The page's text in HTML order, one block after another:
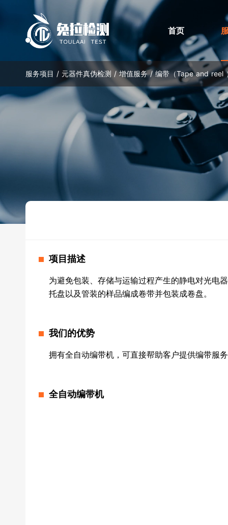
首页
元器件真伪检测
破坏性检测
刮擦测试
HCT测试（Heated Chemical Test）
:
标签检测
外观检测
功能检测
CT检测（3D x-ray）
外观
开盖
超声
功能
ROHS检测 无铅检测
质量认证
兔拉检测通过了检验检测机构资质认定
（CMA）、ISO 9001质量管理体系、ISO
14001环境管理体系及ISO 45001职业健康
安全管理体系等认证，并拥有多项专利。
深圳市兔拉检测科
独立第三方元器件
计量认证)以及
服务项目 / 元器件真伪检测 /增值服务/编带（Tape and reel
项目描述
为避免包装、存储与运输过程产生的静电对光电
托盘以及管装的样品编成卷带并包装成卷盘。
我们的优势
拥有全自动编带机，可直接帮助客户提供编带服
全自动编带机